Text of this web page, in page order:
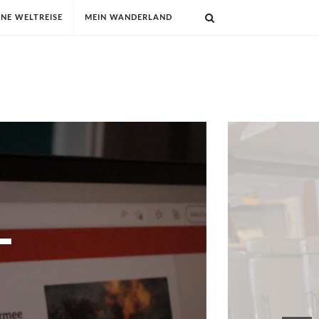
WELTREISE MEIN WANDERLAND